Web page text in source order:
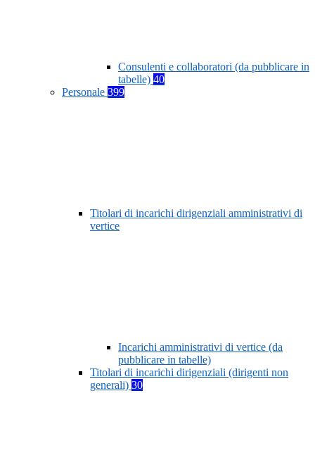
Consulenti e collaboratori (da pubblicare in
tabelle) 40
Personale 399
Titolari di incarichi dirigenziali amministrativi di
vertice
Incarichi amministrativi di vertice (da
pubblicare in tabelle)
Titolari di incarichi dirigenziali (dirigenti non
generali) 30